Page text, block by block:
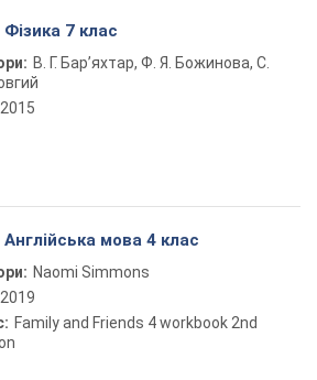
7 клас
В. Г. Бар’яхтар, Ф. Я. Божинова, С.
2015
мова 4 клас
Naomi Simmons
2019
Family and Friends 4 workbook 2nd